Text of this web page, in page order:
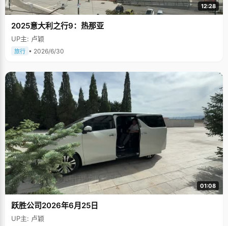
12:28
2025意大利之行9：热那亚
UP主: 卢颖
旅行 • 2026/6/30
01:08
跃胜公司2026年6月25日
UP主: 卢颖